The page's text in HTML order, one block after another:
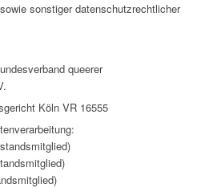
sonstiger datenschutzrechtlicher
queerer
Köln VR 16555